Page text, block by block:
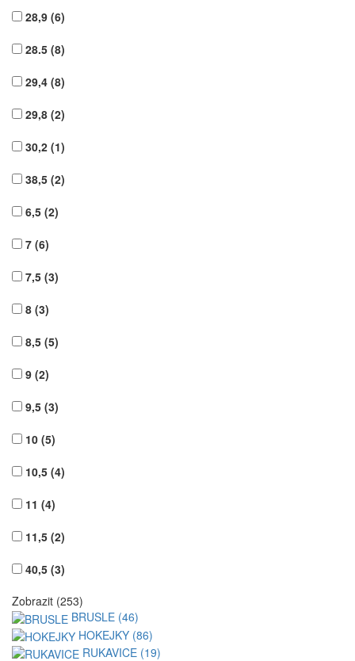
28,9 (6)
28.5 (8)
29,4 (8)
29,8 (2)
30,2 (1)
38,5 (2)
6,5 (2)
7 (6)
7,5 (3)
8 (3)
8,5 (5)
9 (2)
9,5 (3)
10 (5)
10,5 (4)
11 (4)
11,5 (2)
40,5 (3)
Zobrazit (253)
BRUSLE (46)
HOKEJKY (86)
RUKAVICE (19)